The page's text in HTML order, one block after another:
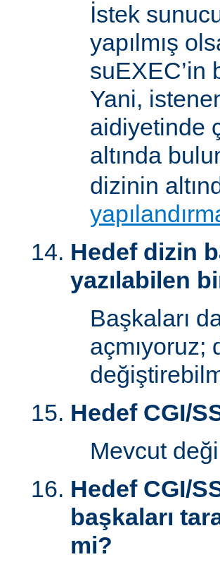
İstek
yapılmış
suEXEC’in
Yani,
aidiyetinde
altında
dizinin
Hedef dizin
yazılabilen
Başkaları
açmıyoruz;
Hedef CGI/
Mevcut
Hedef CGI/
başkaları
mi?